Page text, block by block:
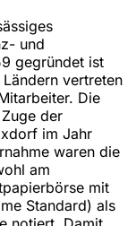
und
gegründet ist
vertreten
Die
der
im Jahr
waren die
am
mit
Standard) als